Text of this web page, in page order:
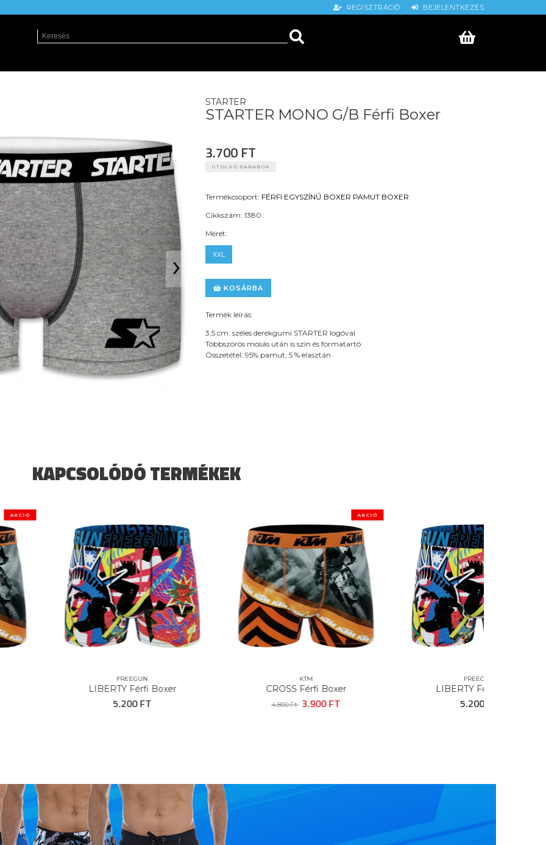
REGISZTRÁCIÓ BEJELENTKEZÉS
›
STARTER
STARTER MONO G/B Férfi Boxer
3.700 FT
UTOLSÓ DARABOK
Termékcsoport: FÉRFI EGYSZÍNŰ BOXER PAMUT BOXER
Cikkszám: 1380
Méret:
XXL
KOSÁRBA
Termék leírás:
3,5 cm. széles derékgumi STARTER logóval
Többszörös mosás után is szín és formatartó
Összetétel: 95% pamut, 5 % elasztán
KAPCSOLÓDÓ TERMÉKEK
LIBERTY Férfi Boxer CROSS Férfi Boxer
3.900 FT
LIBERTY Férfi Boxer